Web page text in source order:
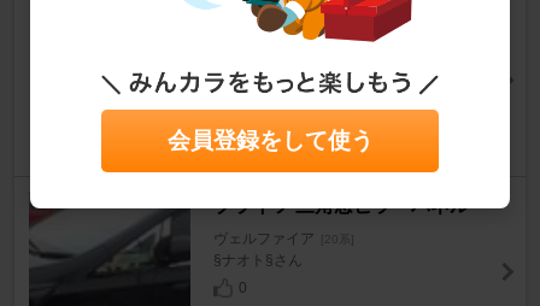
TRIANGLE EffeX Sport TH202
もんもりさん
124
ブライツ 三角窓ピラーパネル
ヴェルファイア [20系]
§ナオト§さん
0
会員登録をして使う